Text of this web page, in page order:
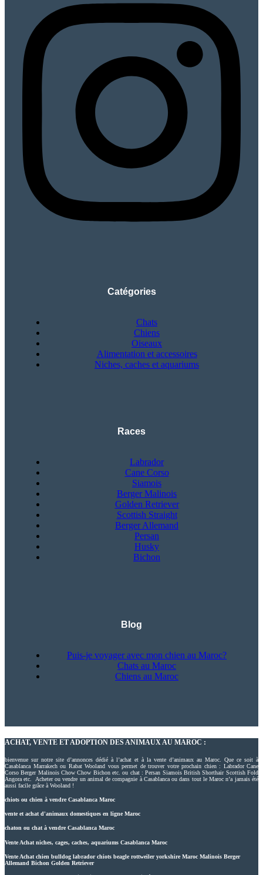
Catégories
Chats
Chiens
Oiseaux
Alimentation et accessoires
Niches, caches et aquariums
Races
Labrador
Cane Corso
Siamois
Berger Malinois
Golden Retriever
Scottish Straight
Berger Allemand
Persan
Husky
Bichon
Blog
Puis-je voyager avec mon chien au Maroc?
Chats au Maroc
Chiens au Maroc
ACHAT, VENTE ET ADOPTION DES ANIMAUX AU MAROC :
bienvenue sur notre site d’annonces dédié à l’achat et à la vente d’animaux au Maroc. Que ce soit à
Casablanca Marrakech ou Rabat Wooland vous permet de trouver votre prochain chien : Labrador Cane
Corso Berger Malinois Chow Chow Bichon etc. ou chat : Persan Siamois British Shorthair Scottish Fold
Angora etc. Acheter ou vendre un animal de compagnie à Casablanca ou dans tout le Maroc n’a jamais été
aussi facile grâce à Wooland !
chiots ou chien à vendre Casablanca Maroc
vente et achat d'animaux domestiques en ligne Maroc
chaton ou chat à vendre Casablanca Maroc
Vente Achat niches, cages, caches, aquariums Casablanca Maroc
Vente Achat chien bulldog labrador chiots beagle rottweiler yorkshire Maroc Malinois Berger
Allemand Bichon Golden Retriever